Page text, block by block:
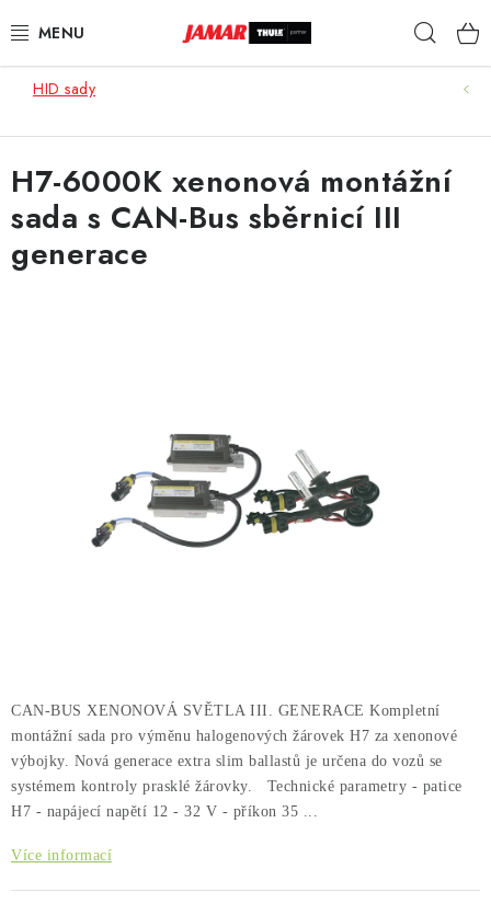
na
STŘEŠNÍ NOSIČE
STŘEŠNÍ BOXY
KOČÁRKY
OSTATNÍ NOSIČE
STŘEŠNÍ KOŠE
CESTOVNÍ ZAVAZADLA
HID sady
CAN-BUS XENONOVÁ SVĚTLA III. GENERACE Kompletní
montážní sada pro výměnu halogenových žárovek H7 za xenonové
výbojky. Nová generace extra slim ballastů je určena do vozů se
systémem kontroly prasklé žárovky. Technické parametry - patice
H7 - napájecí napětí 12 - 32 V - příkon 35 ...
Více informací
H7-6000K xenonová montážní
sada s CAN-Bus sběrnicí III
generace